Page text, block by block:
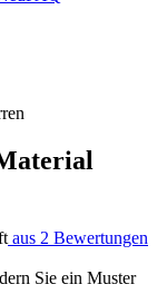
aus 2 Bewertungen
Sie ein Muster